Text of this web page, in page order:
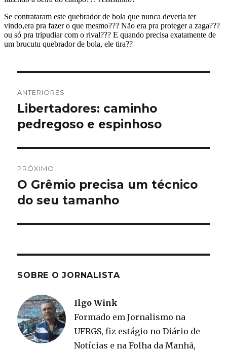
de
Post
ANTERIORES
Post
anterior:
Libertadores: caminho
pedregoso e espinhoso
PRÓXIMO
Próximo
post:
O Grêmio precisa um técnico
do seu tamanho
SOBRE O JORNALISTA
Ilgo Wink
Formado em Jornalismo na
UFRGS, fiz estágio no Diário de
Notícias e na Folha da Manhã,